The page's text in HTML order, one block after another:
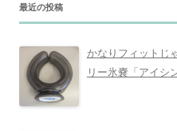
最近の投稿
かなりフィットじ
リー氷嚢「アイシ